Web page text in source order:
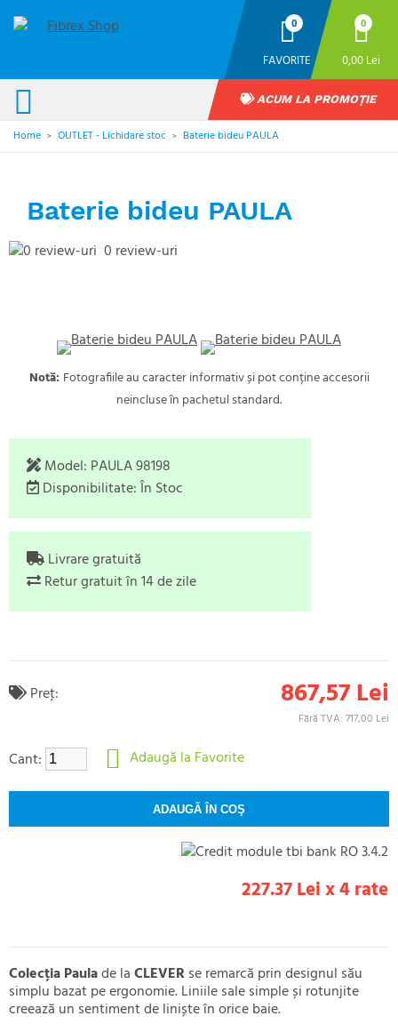
FAVORITE
0 0
0,00 Lei
ACUM LA PROMOȚIE
Home > OUTLET - Lichidare stoc > Baterie bideu PAULA
Baterie bideu PAULA
0 review-uri
Notă: Fotografiile au caracter informativ și pot conține accesorii
neincluse în pachetul standard.
Model: PAULA 98198
Disponibilitate:În Stoc
Livrare gratuită
Retur gratuit în 14 de zile
Preţ: 867,57 Lei
Fără TVA: 717,00 Lei
Cant: Adaugă la Favorite
227.37 Lei x 4 rate
Colecția Paulade laCLEVERse remarcă prin designul său
simplu bazat pe ergonomie. Liniile sale simple și rotunjite
creează un sentiment de liniște în orice baie.